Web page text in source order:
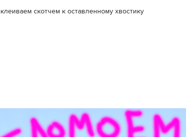
скотчем к оставленному хвостику